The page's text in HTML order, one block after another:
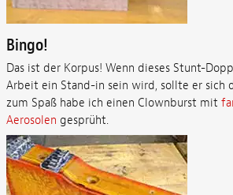
Bingo!
Das ist der Korpus! Wenn dieses Stunt-
Arbeit ein Stand-in sein wird, sollte er sich
zum Spaß habe ich einen Clownburst mit
Aerosolen gesprüht.